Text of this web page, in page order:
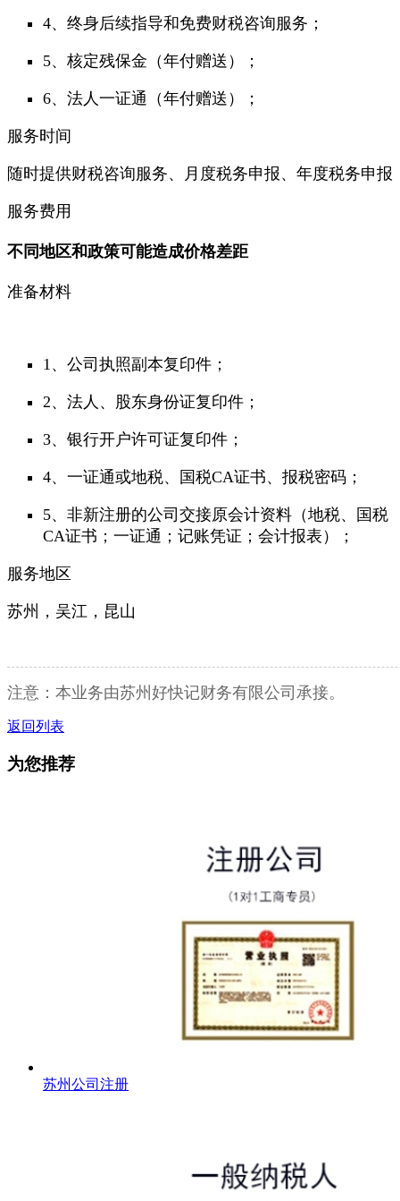
4、终身后续指导和免费财税咨询服务；
5、核定残保金（年付赠送）；
6、法人一证通（年付赠送）；
服务时间
随时提供财税咨询服务、月度税务申报、年度税务申报
服务费用
不同地区和政策可能造成价格差距
准备材料
1、公司执照副本复印件；
2、法人、股东身份证复印件；
3、银行开户许可证复印件；
4、一证通或地税、国税CA证书、报税密码；
5、非新注册的公司交接原会计资料（地税、国税
CA证书；一证通；记账凭证；会计报表）；
服务地区
苏州，吴江，昆山
注意：本业务由苏州好快记财务有限公司承接。
返回列表
为您推荐
苏州公司注册